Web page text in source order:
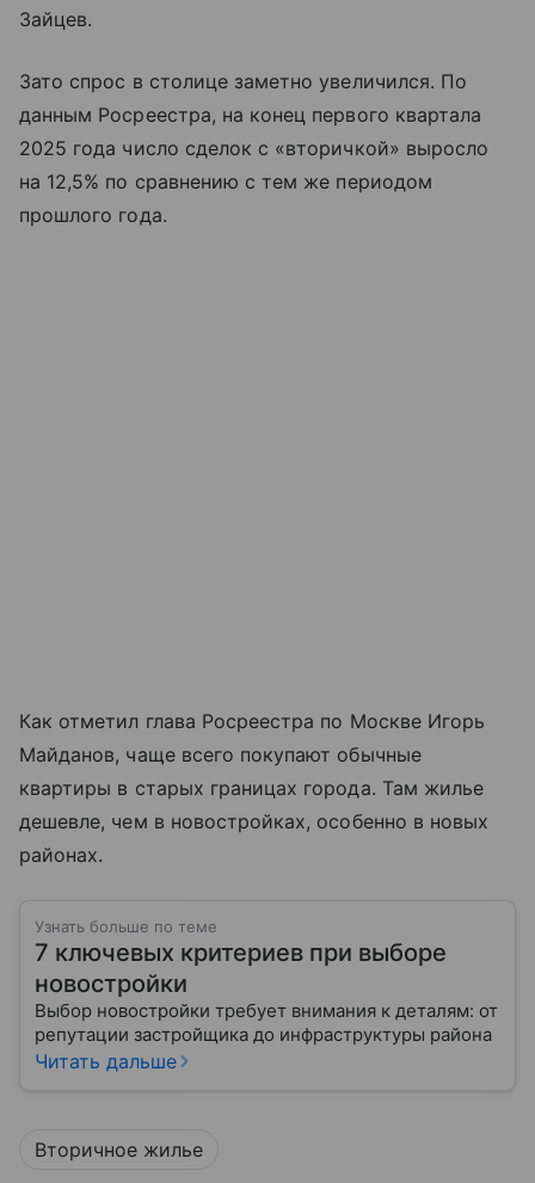
Зайцев.
Зато спрос в столице заметно увеличился. По
данным Росреестра, на конец первого квартала
2025 года число сделок с «вторичкой» выросло
на 12,5% по сравнению с тем же периодом
прошлого года.
Как отметил глава Росреестра по Москве Игорь
Майданов, чаще всего покупают обычные
квартиры в старых границах города. Там жилье
дешевле, чем в новостройках, особенно в новых
районах.
Узнать больше по теме
7 ключевых критериев при выборе
новостройки
Выбор новостройки требует внимания к деталям: от
репутации застройщика до инфраструктуры района
Читать дальше
Вторичное жилье